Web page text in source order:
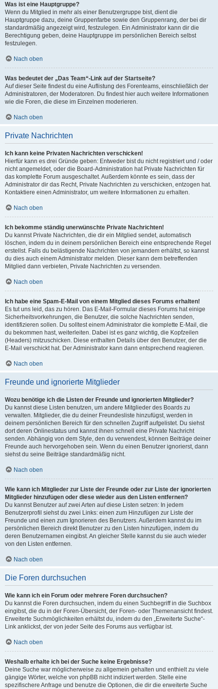
Was ist eine Hauptgruppe?
Wenn du Mitglied in mehr als einer Benutzergruppe bist, dient die
Hauptgruppe dazu, deine Gruppenfarbe sowie den Gruppenrang, der bei dir
standardmäßig angezeigt wird, festzulegen. Ein Administrator kann dir die
Berechtigung geben, deine Hauptgruppe im persönlichen Bereich selbst
festzulegen.
Nach oben
Was bedeutet der „Das Team“-Link auf der Startseite?
Auf dieser Seite findest du eine Auflistung des Forenteams, einschließlich der
Administratoren, der Moderatoren. Du findest hier auch weitere Informationen
wie die Foren, die diese im Einzelnen moderieren.
Nach oben
Private Nachrichten
Ich kann keine Privaten Nachrichten verschicken!
Hierfür kann es drei Gründe geben: Entweder bist du nicht registriert und / oder
nicht angemeldet, oder die Board-Administration hat Private Nachrichten für
das komplette Forum ausgeschaltet. Außerdem könnte es sein, dass der
Administrator dir das Recht, Private Nachrichten zu verschicken, entzogen hat.
Kontaktiere einen Administrator, um weitere Informationen zu erhalten.
Nach oben
Ich bekomme ständig unerwünschte Private Nachrichten!
Du kannst Private Nachrichten, die dir ein Mitglied sendet, automatisch
löschen, indem du in deinem persönlichen Bereich eine entsprechende Regel
erstellst. Falls du belästigende Nachrichten von jemandem erhältst, so kannst
du dies auch einem Administrator melden. Dieser kann dem betreffenden
Mitglied dann verbieten, Private Nachrichten zu versenden.
Nach oben
Ich habe eine Spam-E-Mail von einem Mitglied dieses Forums erhalten!
Es tut uns leid, das zu hören. Das E-Mail-Formular dieses Forums hat einige
Sicherheitsvorkehrungen, die Benutzer, die solche Nachrichten senden,
identifizieren sollen. Du solltest einem Administrator die komplette E-Mail, die
du bekommen hast, weiterleiten. Dabei ist es ganz wichtig, die Kopfzeilen
(Headers) mitzuschicken. Diese enthalten Details über den Benutzer, der die
E-Mail verschickt hat. Der Administrator kann dann entsprechend reagieren.
Nach oben
Freunde und ignorierte Mitglieder
Wozu benötige ich die Listen der Freunde und ignorierten Mitglieder?
Du kannst diese Listen benutzen, um andere Mitglieder des Boards zu
verwalten. Mitglieder, die du deiner Freundesliste hinzufügst, werden in
deinem persönlichen Bereich für den schnellen Zugriff aufgelistet. Du siehst
dort deren Onlinestatus und kannst ihnen schnell eine Private Nachricht
senden. Abhängig von dem Style, den du verwendest, können Beiträge deiner
Freunde auch hervorgehoben sein. Wenn du einen Benutzer ignorierst, dann
siehst du seine Beiträge standardmäßig nicht.
Nach oben
Wie kann ich Mitglieder zur Liste der Freunde oder zur Liste der ignorierten
Mitglieder hinzufügen oder diese wieder aus den Listen entfernen?
Du kannst Benutzer auf zwei Arten auf diese Listen setzen: In jedem
Benutzerprofil siehst du zwei Links: einen zum Hinzufügen zur Liste der
Freunde und einen zum Ignorieren des Benutzers. Außerdem kannst du im
persönlichen Bereich direkt Benutzer zu den Listen hinzufügen, indem du
deren Benutzernamen eingibst. An gleicher Stelle kannst du sie auch wieder
von den Listen entfernen.
Nach oben
Die Foren durchsuchen
Wie kann ich ein Forum oder mehrere Foren durchsuchen?
Du kannst die Foren durchsuchen, indem du einen Suchbegriff in die Suchbox
eingibst, die du in der Foren-Übersicht, der Foren- oder Themenansicht findest.
Erweiterte Suchmöglichkeiten erhältst du, indem du den „Erweiterte Suche“-
Link anklickst, der von jeder Seite des Forums aus verfügbar ist.
Nach oben
Weshalb erhalte ich bei der Suche keine Ergebnisse?
Deine Suche war möglicherweise zu allgemein gehalten und enthielt zu viele
gängige Wörter, welche von phpBB nicht indiziert werden. Stelle eine
spezifischere Anfrage und benutze die Optionen, die dir die erweiterte Suche